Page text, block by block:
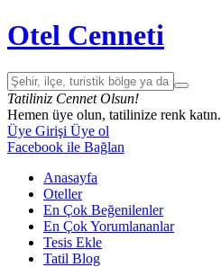
Otel Cenneti
Tatiliniz Cennet Olsun!
Hemen üye olun, tatilinize renk katın.
Üye Girişi Üye ol
Facebook ile Bağlan
Anasayfa
Oteller
En Çok Beğenilenler
En Çok Yorumlananlar
Tesis Ekle
Tatil Blog